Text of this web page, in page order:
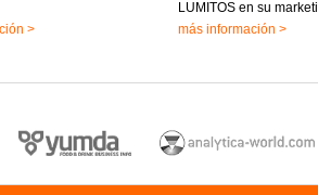
>
LUMITOS en su
más información >